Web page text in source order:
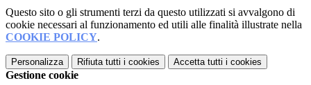
Questo sito o gli strumenti terzi da questo utilizzati si avvalgono di
cookie necessari al funzionamento ed utili alle finalità illustrate nella
COOKIE POLICY.
Personalizza Rifiuta tutti i cookies Accetta tutti i cookies
Gestione cookie